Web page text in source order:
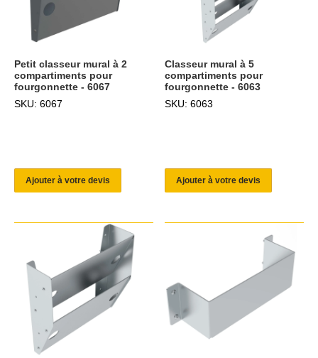
Petit classeur mural à 2
compartiments pour
fourgonnette - 6067
SKU: 6067
Ajouter à votre devis
Classeur mural à 5
compartiments pour
fourgonnette - 6063
SKU: 6063
Ajouter à votre devis